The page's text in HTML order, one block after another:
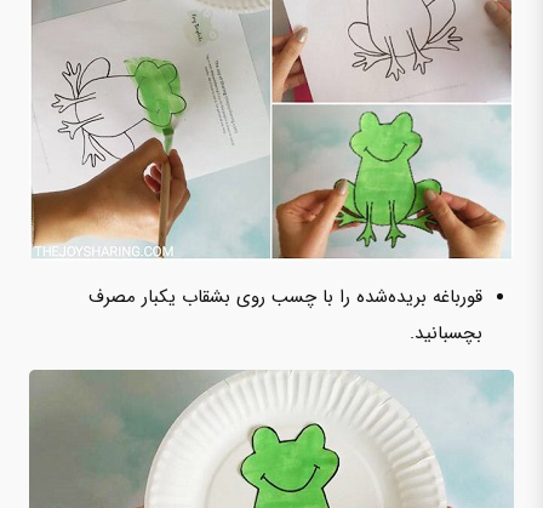
قورباغه بریده‌شده را با چسب روی بشقاب یکبار مصرف
بچسبانید.